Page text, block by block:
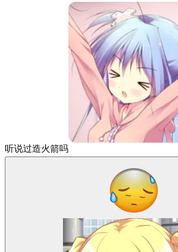
听说过造火箭吗